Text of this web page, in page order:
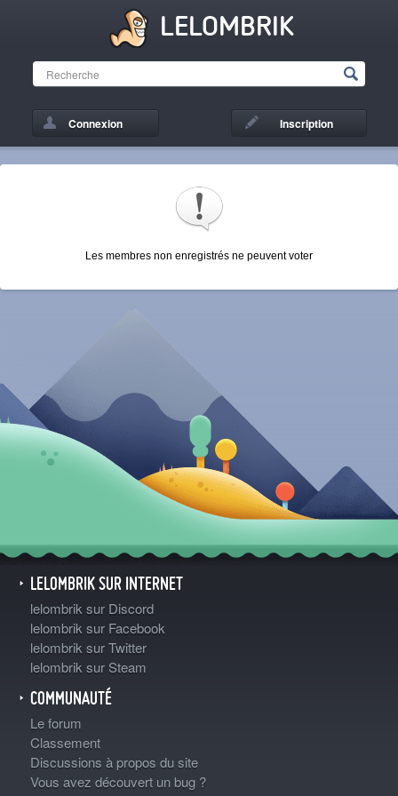
LELOMBRIK
Connexion Inscription
Les membres non enregistrés ne peuvent voter
LELOMBRIK SUR INTERNET
lelombrik sur Discord
lelombrik sur Facebook
lelombrik sur Twitter
lelombrik sur Steam
COMMUNAUTÉ
Le forum
Classement
Discussions à propos du site
Vous avez découvert un bug ?